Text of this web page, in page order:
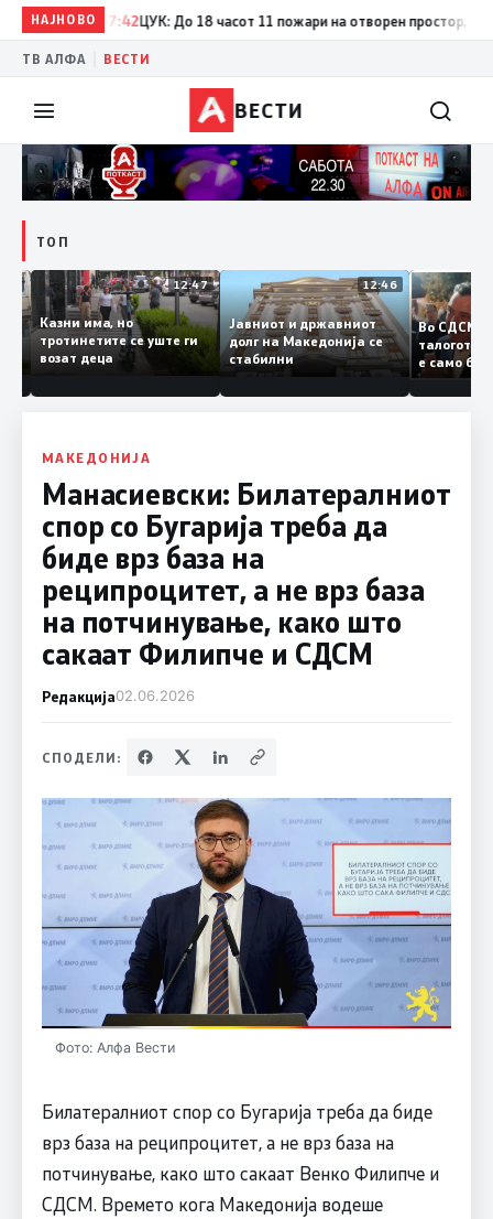
НАЈНОВО
17:42 ЦУК: До 18 часот 11 пожари на отворен простор, од кои
ТВ АЛФА ВЕСТИ
ВЕСТИ
ТОП
12:50
и
12:47
Казни има, но
тротинетите се уште ги
возат деца
12:46
Јавниот и државниот
долг на Македонија се
стабилни
Во
е само
копија
Заев
МАКЕДОНИЈА
Манасиевски: Билатералниот
спор со Бугарија треба да
биде врз база на
реципроцитет, а не врз база
на потчинување, како што
сакаат Филипче и СДСM
Редакција02.06.2026
СПОДЕЛИ:
Фото: Алфа Вести
Билатералниот спор со Бугарија треба да биде
врз база на реципроцитет, а не врз база на
потчинување, како што сакаат Венко Филипче и
СДСM. Времето кога Македонија водеше